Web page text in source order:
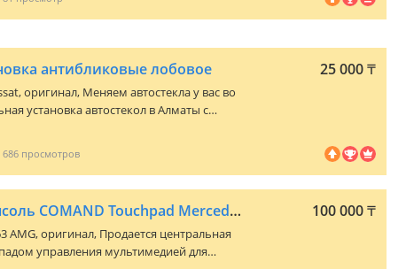
антибликовые лобовое 25 000₸
, оригинал, Меняем автостекла у вас во
установка автостекол в Алматы с
на грузовые авто
686
Центральная консоль COMAND Touchpad Mercedes G-Class W463A 2019-2024 100 000₸
AMG, оригинал, Продается центральная
управления мультимедией для